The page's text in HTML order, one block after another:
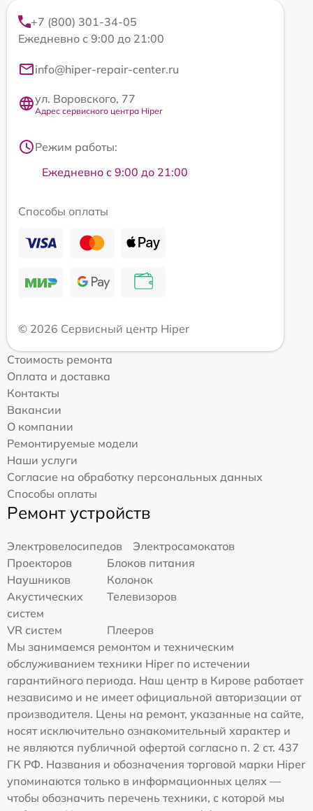
+7 (800) 301-34-05
Ежедневно с 9:00 до 21:00
info@hiper-repair-center.ru
ул. Воровского, 77
Адрес сервисного центра Hiper
Режим работы:
Ежедневно с 9:00 до 21:00
Способы оплаты
© 2026 Сервисный центр Hiper
Стоимость ремонта
Оплата и доставка
Контакты
Вакансии
О компании
Ремонтируемые модели
Наши услуги
Согласие на обработку персональных данных
Способы оплаты
Ремонт устройств
Электровелосипедов
Электросамокатов
Проекторов
Блоков питания
Наушников
Колонок
Акустических
систем
Телевизоров
VR систем
Плееров
Мы занимаемся ремонтом и техническим
обслуживанием техники Hiper по истечении
гарантийного периода. Наш центр в Кирове работает
независимо и не имеет официальной авторизации от
производителя. Цены на ремонт, указанные на сайте,
носят исключительно ознакомительный характер и
не являются публичной офертой согласно п. 2 ст. 437
ГК РФ. Названия и обозначения торговой марки Hiper
упоминаются только в информационных целях —
чтобы обозначить перечень техники, с которой мы